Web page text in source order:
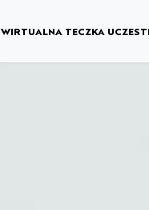
WIRTUALNA TECZKA